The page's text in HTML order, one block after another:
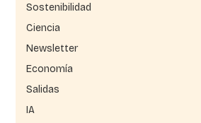
Sostenibilidad
Ciencia
Newsletter
Economía
Salidas
IA